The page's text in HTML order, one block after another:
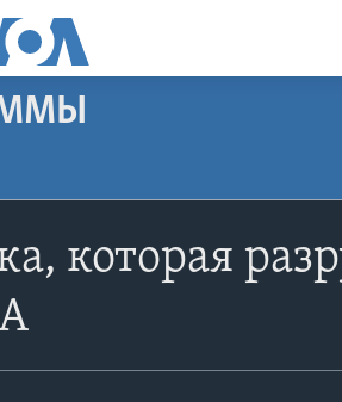
которая